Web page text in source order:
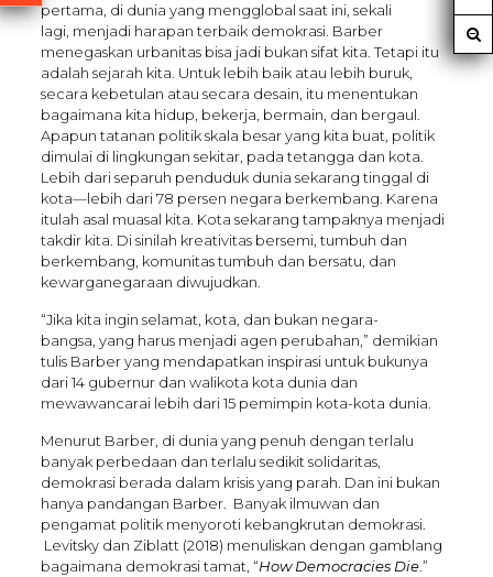
pertama, di dunia yang mengglobal saat ini, sekali
lagi, menjadi harapan terbaik demokrasi. Barber
menegaskan urbanitas bisa jadi bukan sifat kita. Tetapi itu
adalah sejarah kita. Untuk lebih baik atau lebih buruk,
secara kebetulan atau secara desain, itu menentukan
bagaimana kita hidup, bekerja, bermain, dan bergaul.
Apapun tatanan politik skala besar yang kita buat, politik
dimulai di lingkungan sekitar, pada tetangga dan kota.
Lebih dari separuh penduduk dunia sekarang tinggal di
kota—lebih dari 78 persen negara berkembang. Karena
itulah asal muasal kita. Kota sekarang tampaknya menjadi
takdir kita. Di sinilah kreativitas bersemi, tumbuh dan
berkembang, komunitas tumbuh dan bersatu, dan
kewarganegaraan diwujudkan.
“Jika kita ingin selamat, kota, dan bukan negara-
bangsa, yang harus menjadi agen perubahan,” demikian
tulis Barber yang mendapatkan inspirasi untuk bukunya
dari 14 gubernur dan walikota kota dunia dan
mewawancarai lebih dari 15 pemimpin kota-kota dunia.
Menurut Barber, di dunia yang penuh dengan terlalu
banyak perbedaan dan terlalu sedikit solidaritas,
demokrasi berada dalam krisis yang parah. Dan ini bukan
hanya pandangan Barber. Banyak ilmuwan dan
pengamat politik menyoroti kebangkrutan demokrasi.
Levitsky dan Ziblatt (2018) menuliskan dengan gamblang
bagaimana demokrasi tamat, “How Democracies Die.”